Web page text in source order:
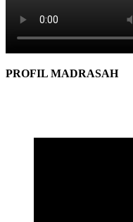
PROFIL MADRASAH